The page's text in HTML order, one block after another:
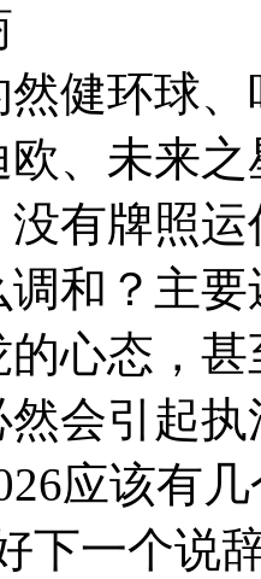
环球、
欧、未来
没有牌照
和？主
心态，
会引起
应该有
下一个说